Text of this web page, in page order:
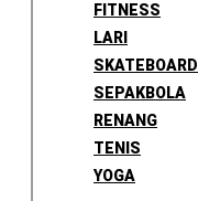
FITNESS
LARI
SKATEBOARD
SEPAKBOLA
RENANG
TENIS
YOGA